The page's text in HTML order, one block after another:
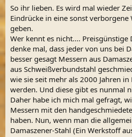
:
So ihr lieben. Es wird mal wieder
Eindrücke in eine sonst verborgene
geben.
Wer kennt es nicht.... Preisgünstige
denke mal, dass jeder von uns bei
besser gesagt Messern aus
aus Schweißverbundstahl
wie sie seit mehr als 2000 Jahren
werden. Und diese gibt es nunmal
Daher habe ich mich mal gefragt,
Messern mit den
haben. Nun, wenn man die
Damaszener-Stahl (Ein Werkstoff